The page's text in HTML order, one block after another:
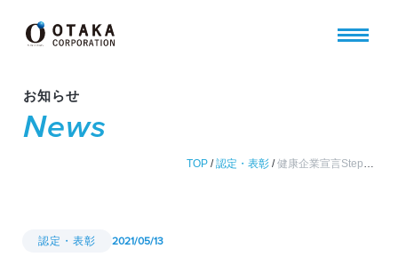
お知らせ
News
TOP /認定・表彰 /健康企業宣言Step2宣言証が交付されました
認定・表彰 2021/05/13